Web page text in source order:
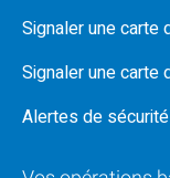
Signaler une carte
Signaler une carte
Alertes de sécurité